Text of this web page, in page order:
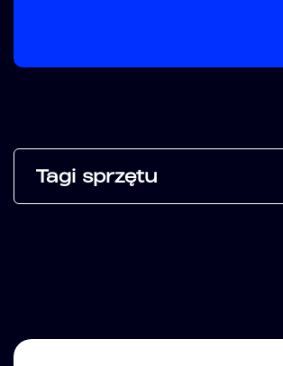
Tagi sprzętu